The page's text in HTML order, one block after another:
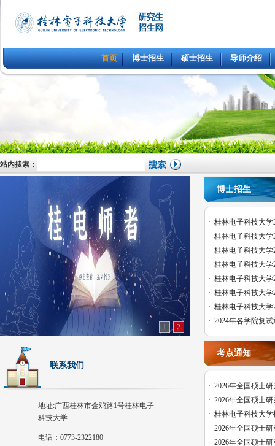
首页 博士招生 硕士招生 导师介绍
站内搜索：
1 2
博士招生
· 桂林电子科技大
· 桂林电子科技大
· 桂林电子科技大
· 桂林电子科技大
· 桂林电子科技大
· 桂林电子科技大
· 桂林电子科技大
· 2024年各学院复
联系我们
地址:广西桂林市金鸡路1号桂林电子
科技大学
电话：0773-2322180
考点通知
· 2026年全国硕士
· 2026年全国硕士
· 桂林电子科技大
· 2026年全国硕士
· 2026年全国硕士